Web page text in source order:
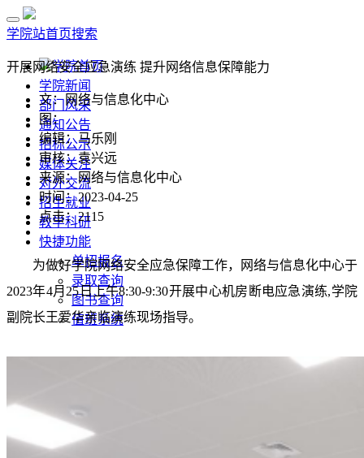
学院站首页搜索
学院首页
学院新闻
部门风采
通知公告
招标公示
媒体关注
对外交流
招生就业
教学科研
快捷功能
单招报名
录取查询
图书查询
值班系统
开展网络安全应急演练 提升网络信息保障能力
文：网络与信息化中心
图：
编辑：马乐刚
审核：袁兴远
来源：网络与信息化中心
时间：2023-04-25
点击：2115
为做好学院网络安全应急保障工作，网络与信息化中心于
2023年4月25日上午8:30-9:30开展中心机房断电应急演练,学院
副院长王爱华亲临演练现场指导。